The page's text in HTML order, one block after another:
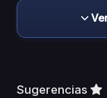
Sugerencias